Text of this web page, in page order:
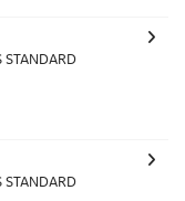
STANDARD
STANDARD